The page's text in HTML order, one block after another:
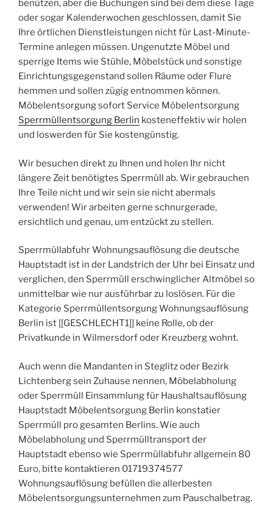
benützen, aber die Buchungen sind bei dem diese Tage
oder sogar Kalenderwochen geschlossen, damit Sie
Ihre örtlichen Dienstleistungen nicht für Last-Minute-
Termine anlegen müssen. Ungenutzte Möbel und
sperrige Items wie Stühle, Möbelstück und sonstige
Einrichtungsgegenstand sollen Räume oder Flure
hemmen und sollen zügig entnommen können.
Möbelentsorgung sofort Service Möbelentsorgung
Sperrmüllentsorgung Berlin kosteneffektiv wir holen
und loswerden für Sie kostengünstig.
Wir besuchen direkt zu Ihnen und holen Ihr nicht
längere Zeit benötigtes Sperrmüll ab. Wir gebrauchen
Ihre Teile nicht und wir sein sie nicht abermals
verwenden! Wir arbeiten gerne schnurgerade,
ersichtlich und genau, um entzückt zu stellen.
Sperrmüllabfuhr Wohnungsauflösung die deutsche
Hauptstadt ist in der Landstrich der Uhr bei Einsatz und
verglichen, den Sperrmüll erschwinglicher Altmöbel so
unmittelbar wie nur ausführbar zu loslösen. Für die
Kategorie Sperrmüllentsorgung Wohnungsauflösung
Berlin ist [[GESCHLECHT1]] keine Rolle, ob der
Privatkunde in Wilmersdorf oder Kreuzberg wohnt.
Auch wenn die Mandanten in Steglitz oder Bezirk
Lichtenberg sein Zuhause nennen, Möbelabholung
oder Sperrmüll Einsammlung für Haushaltsauflösung
Hauptstadt Möbelentsorgung Berlin konstatier
Sperrmüll pro gesamten Berlins. Wie auch
Möbelabholung und Sperrmülltransport der
Hauptstadt ebenso wie Sperrmüllabfuhr allgemein 80
Euro, bitte kontaktieren 01719374577
Wohnungsauflösung befüllen die allerbesten
Möbelentsorgungsunternehmen zum Pauschalbetrag.